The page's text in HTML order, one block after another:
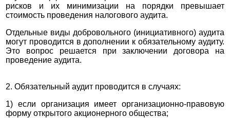
рисков и их минимизации на порядки превышает
стоимость проведения налогового аудита.
Отдельные виды добровольного (инициативного) аудита
могут проводится в дополнении к обязательному аудиту.
Это вопрос решается при заключении договора на
проведение аудита.
2. Обязательный аудит проводится в случаях:
1) если организация имеет организационно-правовую
форму открытого акционерного общества;